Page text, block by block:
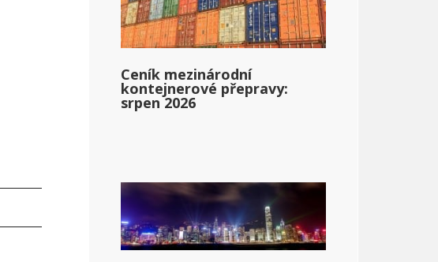
Nové Mexiko
Ceník mezinárodní
kontejnerové přepravy:
srpen 2026